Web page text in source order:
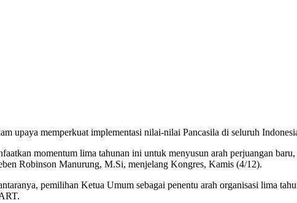
upaya memperkuat implementasi nilai-nilai Pancasila di seluruh
momentum lima tahunan ini untuk menyusun arah perjuangan
Robinson Manurung, M.Si, menjelang Kongres, Kamis (4/12).
pemilihan Ketua Umum sebagai penentu arah organisasi lima